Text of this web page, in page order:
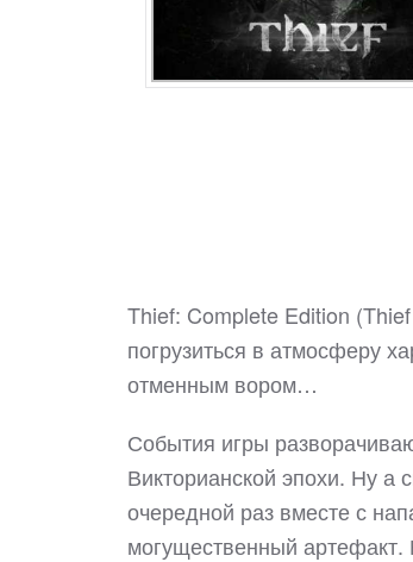
Thief: Complete Edition
погрузиться в атмосферу
отменным вором…
События игры
Викторианской эпохи. Ну а
очередной раз вместе с
могущественный